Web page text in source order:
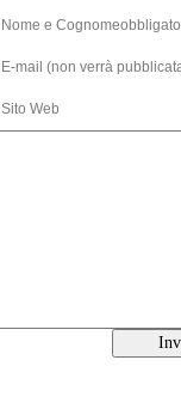
Nome e
E-mail (non verrà
Sito Web